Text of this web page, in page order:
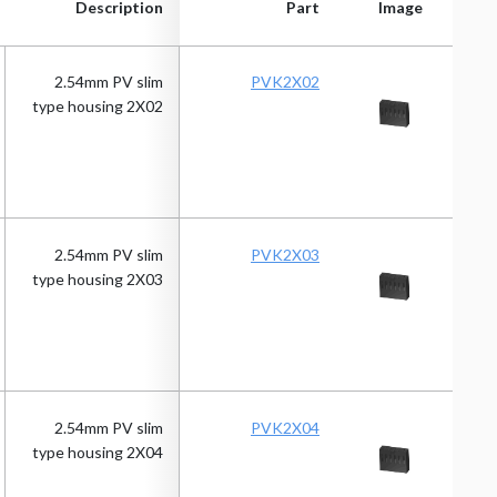
Image
Part
Description Image
Part
Description
PVK2X02
2.54mm PV slim
type housing 2X02
PVK2X03
2.54mm PV slim
type housing 2X03
PVK2X04
2.54mm PV slim
type housing 2X04